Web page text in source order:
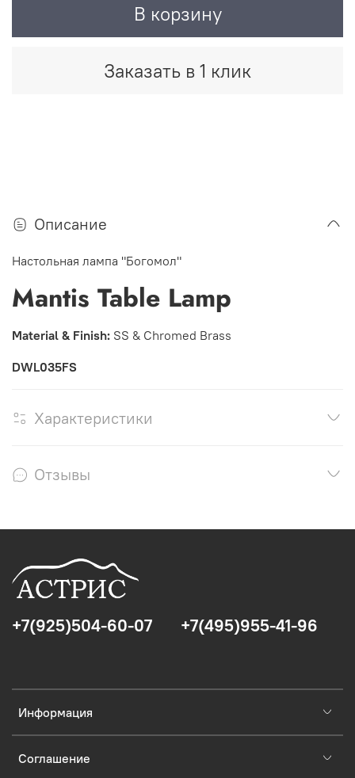
В корзину
Заказать в 1 клик
Описание
Настольная лампа "Богомол"
Mantis Table Lamp
Material & Finish: SS & Chromed Brass
DWL035FS
Характеристики
Отзывы
Информация
Соглашение
+7(925)504-60-07 +7(495)955-41-96